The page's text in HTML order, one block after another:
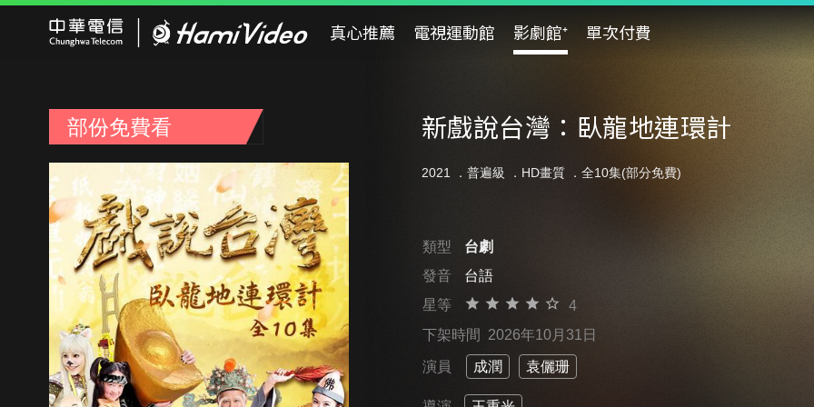
真心推薦 電視運動館 影劇館⁺ 單次付費
部份免費看 新戲說台灣：臥龍地連環計
2021 ． 普遍級 ．HD畫質 ．全10集(部分免費)
類型
台劇
發音
台語
星等
4
下架時間 2026年10月31日
演員 成潤 袁儷珊